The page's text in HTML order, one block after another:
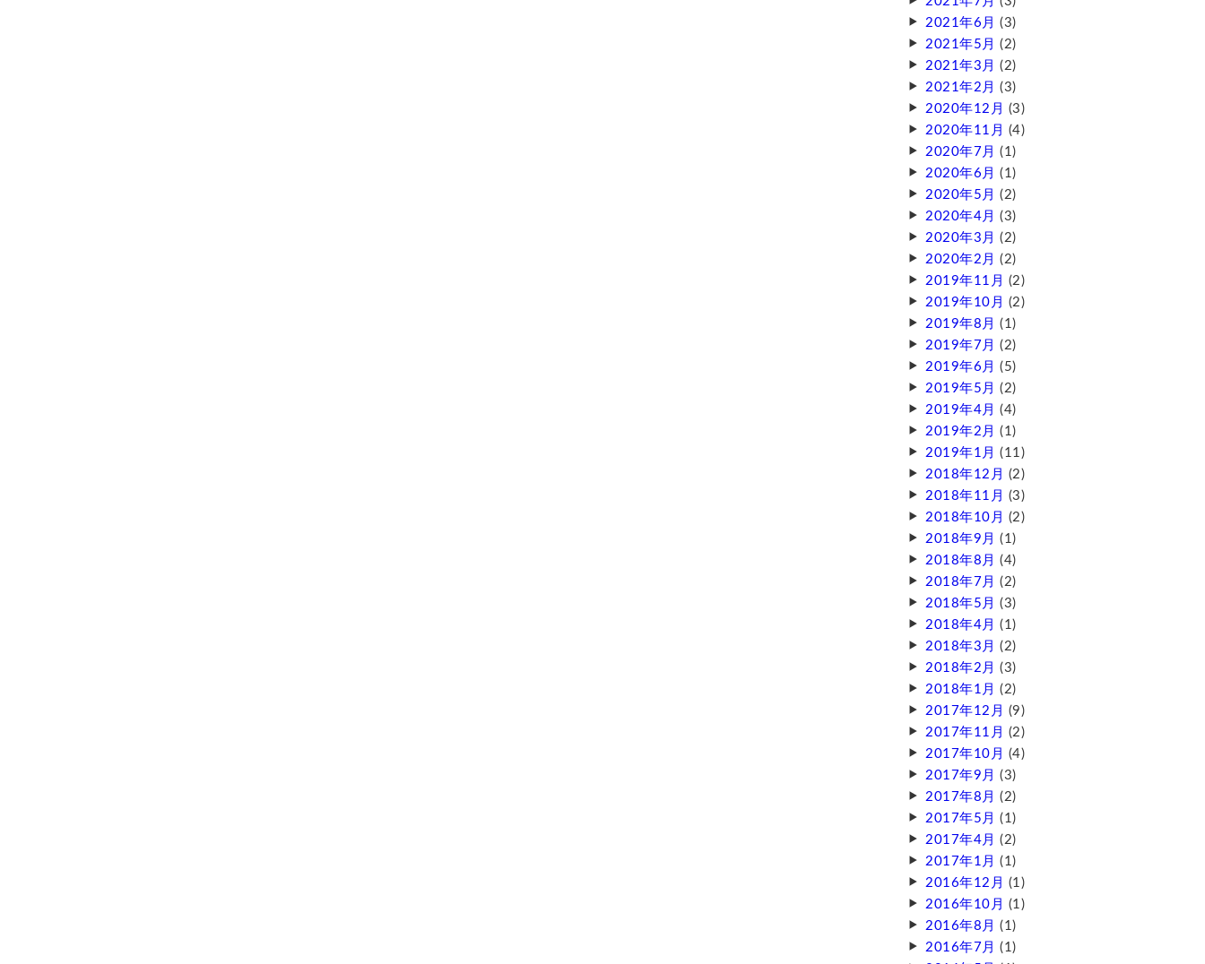
2021年6月 (3)
2021年5月 (2)
2021年3月 (2)
2021年2月 (3)
2020年12月 (3)
2020年11月 (4)
2020年7月 (1)
2020年6月 (1)
2020年5月 (2)
2020年4月 (3)
2020年3月 (2)
2020年2月 (2)
2019年11月 (2)
2019年10月 (2)
2019年8月 (1)
2019年7月 (2)
2019年6月 (5)
2019年5月 (2)
2019年4月 (4)
2019年2月 (1)
2019年1月 (11)
2018年12月 (2)
2018年11月 (3)
2018年10月 (2)
2018年9月 (1)
2018年8月 (4)
2018年7月 (2)
2018年5月 (3)
2018年4月 (1)
2018年3月 (2)
2018年2月 (3)
2018年1月 (2)
2017年12月 (9)
2017年11月 (2)
2017年10月 (4)
2017年9月 (3)
2017年8月 (2)
2017年5月 (1)
2017年4月 (2)
2017年1月 (1)
2016年12月 (1)
2016年10月 (1)
2016年8月 (1)
2016年7月 (1)